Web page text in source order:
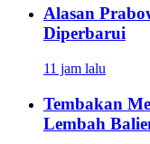
Alasan
Diperbarui
11 jam lalu
Tembakan
Lembah